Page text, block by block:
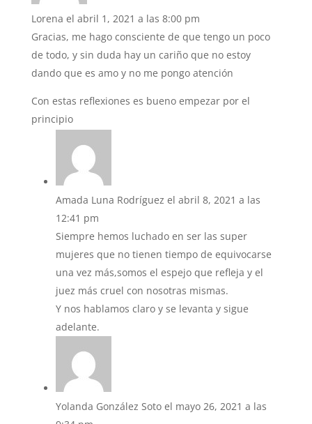
Lorena el abril 1, 2021 a las 8:00 pm
Gracias, me hago consciente de que tengo un poco
de todo, y sin duda hay un cariño que no estoy
dando que es amo y no me pongo atención
Con estas reflexiones es bueno empezar por el
principio
Amada Luna Rodríguez el abril 8, 2021 a las
12:41 pm
Siempre hemos luchado en ser las super
mujeres que no tienen tiempo de equivocarse
una vez más,somos el espejo que refleja y el
juez más cruel con nosotras mismas.
Y nos hablamos claro y se levanta y sigue
adelante.
Yolanda González Soto el mayo 26, 2021 a las